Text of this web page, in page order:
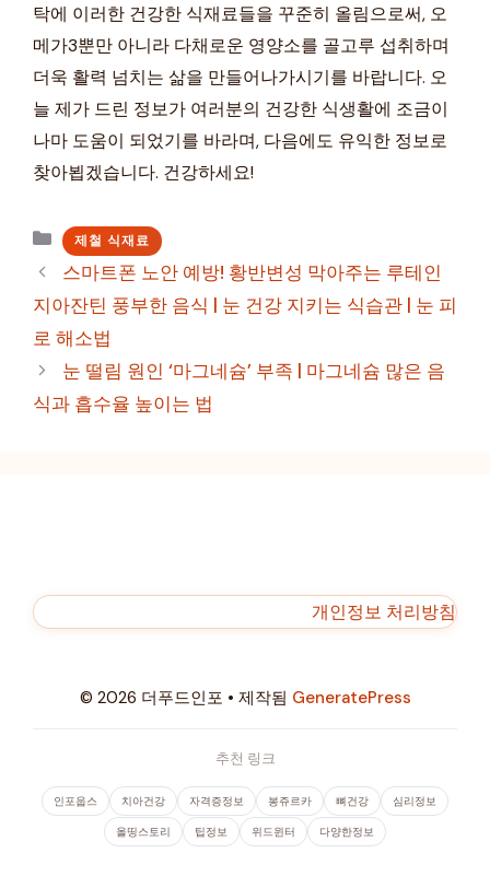
탁에 이러한 건강한 식재료들을 꾸준히 올림으로써, 오
메가3뿐만 아니라 다채로운 영양소를 골고루 섭취하며
더욱 활력 넘치는 삶을 만들어나가시기를 바랍니다. 오
늘 제가 드린 정보가 여러분의 건강한 식생활에 조금이
나마 도움이 되었기를 바라며, 다음에도 유익한 정보로
찾아뵙겠습니다. 건강하세요!
카
테
고
리
제철 식재료
스마트폰 노안 예방! 황반변성 막아주는 루테인
지아잔틴 풍부한 음식 | 눈 건강 지키는 식습관 | 눈 피
로 해소법
눈 떨림 원인 ‘마그네슘’ 부족 | 마그네슘 많은 음
식과 흡수율 높이는 법
개인정보 처리방침
© 2026 더푸드인포 • 제작됨 GeneratePress
추천 링크
인포웁스 치아건강 자격증정보 봉쥬르카 뼈건강 심리정보
올띵스토리 팁정보 위드윈터 다양한정보